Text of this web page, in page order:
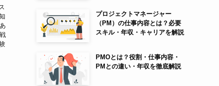
プロジェクトマネージャー
（PM）の仕事内容とは？必要
スキル・年収・キャリアを解説
PMOとは？役割・仕事内容・
PMとの違い・年収を徹底解説